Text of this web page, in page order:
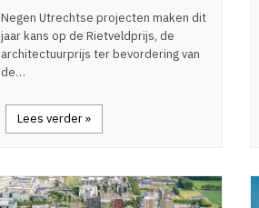
Negen Utrechtse projecten maken dit
jaar kans op de Rietveldprijs, de
architectuurprijs ter bevordering van
de…
Lees verder »